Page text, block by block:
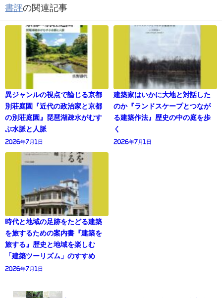
書評の関連記事
異ジャンルの視点で論じる京都
別荘庭園『近代の政治家と京都
の別荘庭園』琵琶湖疎水がむす
ぶ水脈と人脈
2026年7月1日
建築家はいかに大地と対話した
のか『ランドスケープとつなが
る建築作法』歴史の中の庭を歩
く
2026年7月1日
時代と地域の足跡をたどる建築
を旅するための案内書『建築を
旅する』歴史と地域を楽しむ
「建築ツーリズム」のすすめ
2026年7月1日